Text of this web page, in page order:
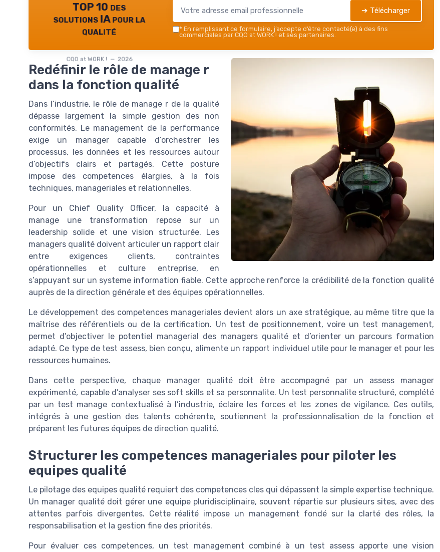
TOP 10 des
solutions IA pour la
qualité
CQO at WORK ! — 2026
➔ Télécharger
* En remplissant ce formulaire, j’accepte d’être contacté(e) à des fins
commerciales par CQO at WORK ! et ses partenaires.
Redéfinir le rôle de manage r
dans la fonction qualité
Dans l’industrie, le rôle de manage r de la qualité
dépasse largement la simple gestion des non
conformités. Le management de la performance
exige un manager capable d’orchestrer les
processus, les données et les ressources autour
d’objectifs clairs et partagés. Cette posture
impose des competences élargies, à la fois
techniques, manageriales et relationnelles.
Pour un Chief Quality Officer, la capacité à
manage une transformation repose sur un
leadership solide et une vision structurée. Les
managers qualité doivent articuler un rapport clair
entre exigences clients, contraintes
opérationnelles et culture entreprise, en
s’appuyant sur un systeme information fiable. Cette approche renforce la crédibilité de la fonction qualité
auprès de la direction générale et des équipes opérationnelles.
Le développement des competences manageriales devient alors un axe stratégique, au même titre que la
maîtrise des référentiels ou de la certification. Un test de positionnement, voire un test management,
permet d’objectiver le potentiel managerial des managers qualité et d’orienter un parcours formation
adapté. Ce type de test assess, bien conçu, alimente un rapport individuel utile pour le manager et pour les
ressources humaines.
Dans cette perspective, chaque manager qualité doit être accompagné par un assess manager
expérimenté, capable d’analyser ses soft skills et sa personnalite. Un test personnalite structuré, complété
par un test manage contextualisé à l’industrie, éclaire les forces et les zones de vigilance. Ces outils,
intégrés à une gestion des talents cohérente, soutiennent la professionnalisation de la fonction et
préparent les futures équipes de direction qualité.
Structurer les competences manageriales pour piloter les
equipes qualité
Le pilotage des equipes qualité requiert des competences cles qui dépassent la simple expertise technique.
Un manager qualité doit gérer une equipe pluridisciplinaire, souvent répartie sur plusieurs sites, avec des
attentes parfois divergentes. Cette réalité impose un management fondé sur la clarté des rôles, la
responsabilisation et la gestion fine des priorités.
Pour évaluer ces competences, un test management combiné à un test assess apporte une vision